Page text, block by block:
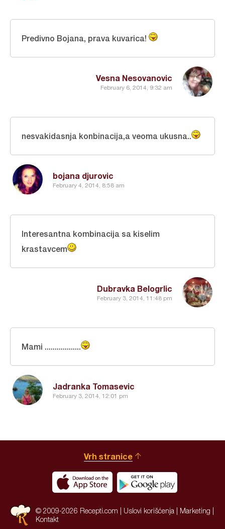
Vesna Nesovanovic
February 6, 2014, 9:32 am
Predivno Bojana, prava kuvarica!
bojana djurovic
February 4, 2014, 8:58 am
nesvakidasnja konbinacija,a veoma ukusna..
Dubravka Belogrlic
February 3, 2014, 11:48 pm
Interesantna kombinacija sa kiselim
krastavcem
Jadranka Tomasevic
February 3, 2014, 12:01 pm
Mami ..................
Vrh stranice
© 2009-2026 Recepti.com | Uslovi korišćenja Marketing
Kontakt